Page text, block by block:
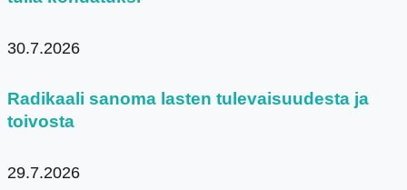
30.7.2026
Radikaali sanoma lasten tulevaisuudesta ja
toivosta
29.7.2026